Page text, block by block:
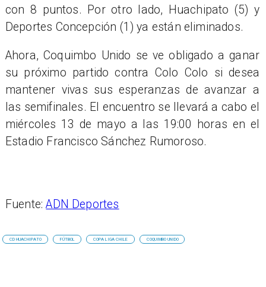
con 8 puntos. Por otro lado, Huachipato (5) y
Deportes Concepción (1) ya están eliminados.
Ahora, Coquimbo Unido se ve obligado a ganar
su próximo partido contra Colo Colo si desea
mantener vivas sus esperanzas de avanzar a
las semifinales. El encuentro se llevará a cabo el
miércoles 13 de mayo a las 19:00 horas en el
Estadio Francisco Sánchez Rumoroso.
Fuente:ADN Deportes
CD HUACHIPATO FÚTBOL COPA LIGA CHILE COQUIMBO UNIDO